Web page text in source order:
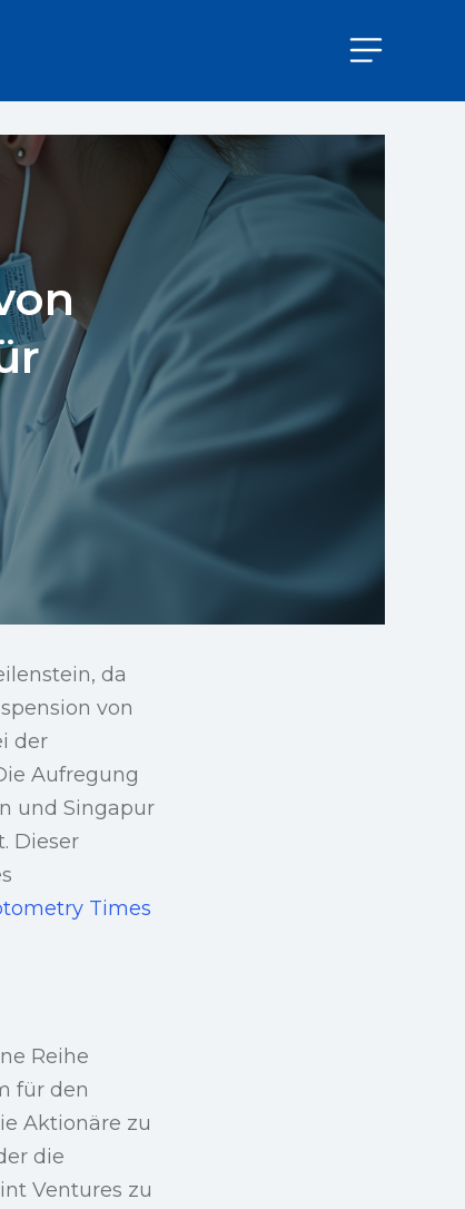
da
von
der
Aufregung
und Singapur
Dieser
Times
Reihe
für den
Aktionäre zu
die
Ventures zu